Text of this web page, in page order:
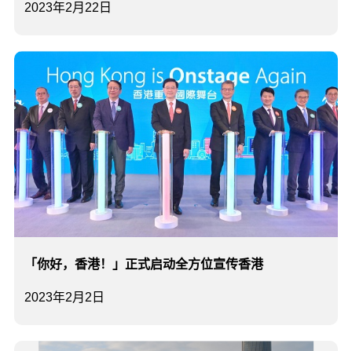
2023年2月22日
2023年2月2日
「你好，香港！」正式启动全方位宣传香港